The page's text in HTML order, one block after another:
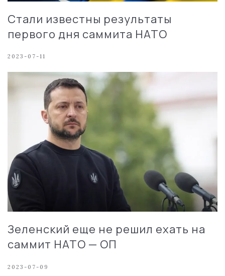
Стали известны результаты
первого дня саммита НАТО
2023-07-11
Зеленский еще не решил ехать на
саммит НАТО — ОП
2023-07-09